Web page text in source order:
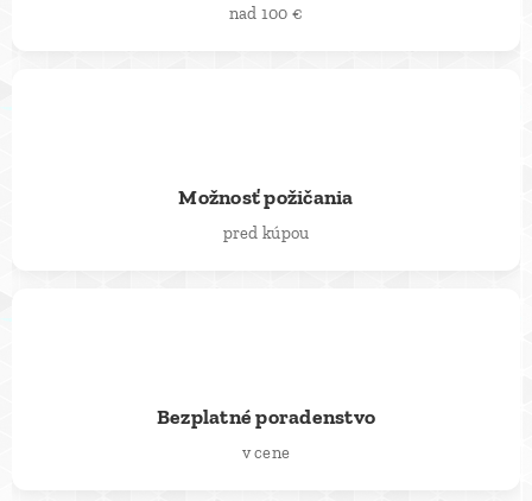
nad 100 €
Možnosť požičania
pred kúpou
Bezplatné poradenstvo
v cene